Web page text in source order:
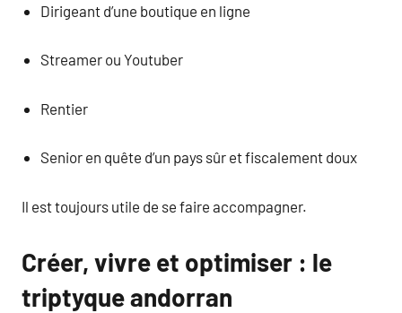
Dirigeant d’une boutique en ligne
Streamer ou Youtuber
Rentier
Senior en quête d’un pays sûr et fiscalement doux
Il est toujours utile de se faire accompagner.
Créer, vivre et optimiser : le
triptyque andorran